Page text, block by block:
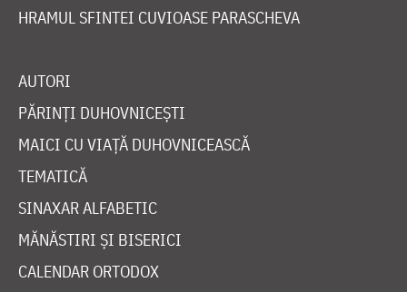
HRAMUL SFINTEI CUVIOASE PARASCHEVA
AUTORI
PĂRINȚI DUHOVNICEȘTI
MAICI CU VIAȚĂ DUHOVNICEASCĂ
TEMATICĂ
SINAXAR ALFABETIC
MĂNĂSTIRI ȘI BISERICI
CALENDAR ORTODOX